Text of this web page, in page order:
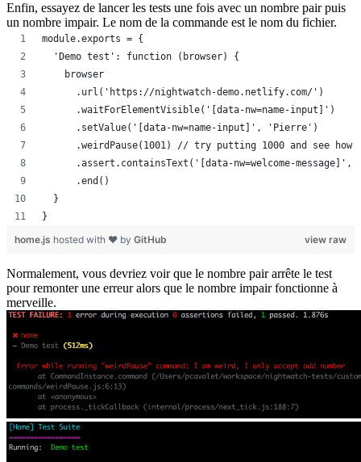
Enfin, essayez de lancer les tests une fois avec un nombre pair puis
un nombre impair. Le nom de la commande est le nom du fichier.
module.exports = {
  'Demo test': function (browser) {
    browser
      .url('https://nightwatch-demo.netlify.com/')
      .waitForElementVisible('[data-nw=name-input]')
      .setValue('[data-nw=name-input]', 'Pierre')
.weirdPause(1001) // try putting 1000 and see how
.assert.containsText('[data-nw=welcome-message]',
      .end()
  }
}
view raw
home.js hosted with ❤ by GitHub
Normalement, vous devriez voir que le nombre pair arrête le test
pour remonter une erreur alors que le nombre impair fonctionne à
merveille.